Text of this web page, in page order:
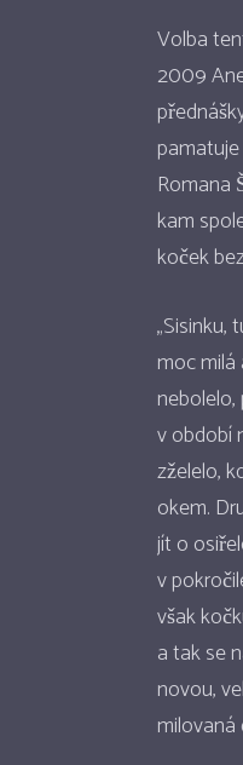
Volba
2009
Romana
kam
koček
„Sisinku,
moc milá
v období
zželelo,
okem.
jít o
v
však
a tak se
novou,
milovaná